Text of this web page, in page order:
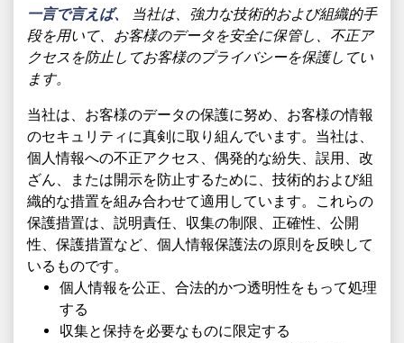
一言で言えば、
当社は、強力な技術的および組織的手
段を用いて、お客様のデータを安全に保管し、不正ア
クセスを防止してお客様のプライバシーを保護してい
ます。
当社は、お客様のデータの保護に努め、お客様の情報
のセキュリティに真剣に取り組んでいます。当社は、
個人情報への不正アクセス、偶発的な紛失、誤用、改
ざん、または開示を防止するために、技術的および組
織的な措置を組み合わせて適用しています。これらの
保護措置は、説明責任、収集の制限、正確性、公開
性、保護措置など、個人情報保護法の原則を反映して
いるものです。
個人情報を公正、合法的かつ透明性をもって処理
する
収集と保持を必要なものに限定する